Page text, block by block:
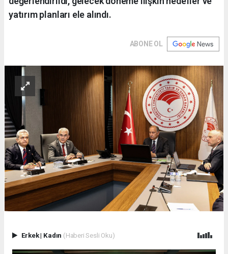
yatırım planları ele alındı.
ABONE OL
Erkek| Kadın (Haberi Sesli Oku)